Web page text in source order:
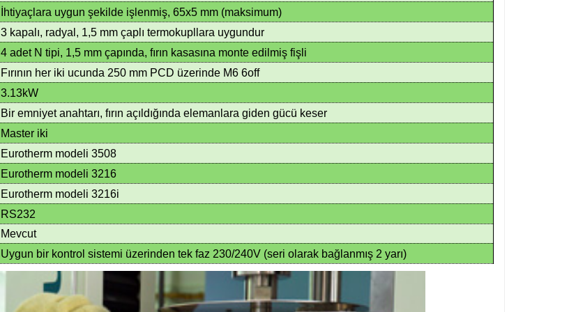
İhtiyaçlara uygun şekilde işlenmiş, 65x5 mm (maksimum)
3 kapalı, radyal, 1,5 mm çaplı termokupllara uygundur
4 adet N tipi, 1,5 mm çapında, fırın kasasına monte edilmiş fişli
Fırının her iki ucunda 250 mm PCD üzerinde M6 6off
3.13kW
Bir emniyet anahtarı, fırın açıldığında elemanlara giden gücü keser
Master iki
Eurotherm modeli 3508
Eurotherm modeli 3216
Eurotherm modeli 3216i
RS232
Mevcut
Uygun bir kontrol sistemi üzerinden tek faz 230/240V (seri olarak bağlanmış 2 yarı)